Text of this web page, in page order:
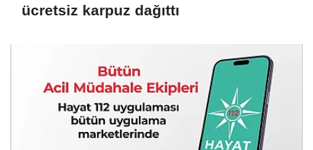
ücretsiz karpuz dağıttı